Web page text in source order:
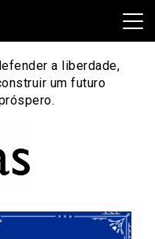
a liberdade,
um futuro
um futuro digno, íntegro